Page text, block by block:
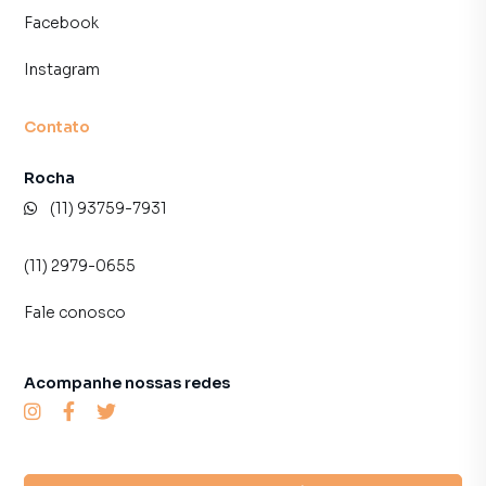
Facebook
Instagram
Contato
Rocha
(11) 93759-7931
(11) 2979-0655
Fale conosco
Acompanhe nossas redes